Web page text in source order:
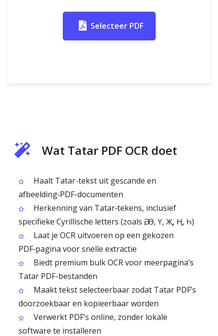
Selecteer PDF
Wat Tatar PDF OCR doet
Haalt Tatar-tekst uit gescande en
afbeelding‑PDF-documenten
Herkenning van Tatar‑tekens, inclusief
specifieke Cyrillische letters (zoals Ә, Ө, Ү, Җ, Ң, Һ)
Laat je OCR uitvoeren op een gekozen
PDF‑pagina voor snelle extractie
Biedt premium bulk OCR voor meerpagina’s
Tatar PDF-bestanden
Maakt tekst selecteerbaar zodat Tatar PDF’s
doorzoekbaar en kopieerbaar worden
Verwerkt PDF’s online, zonder lokale
software te installeren